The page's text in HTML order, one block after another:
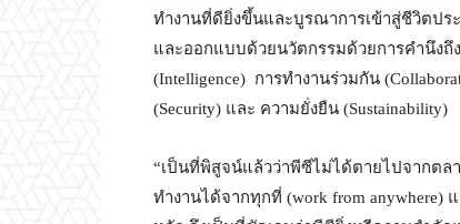
ทำงานที่ดียิ่งขึ้นและบูรณาการเข้าสู่ชีวิตป
และออกแบบด้วยนวัตกรรมด้วยการคำนึง
(Intelligence) การทำงานร่วมกัน
(Security) และ ความยั่งยืน (Sustainability)
“เป็นที่พิสูจน์แล้วว่าพีซีไม่ได้ตายไปจากต
ทำงานได้จากทุกที่ (work from anywhere)